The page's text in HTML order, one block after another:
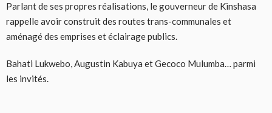
Parlant de ses propres réalisations, le gouverneur de Kinshasa
rappelle avoir construit des routes trans-communales et
aménagé des emprises et éclairage publics.
Bahati Lukwebo, Augustin Kabuya et Gecoco Mulumba… parmi
les invités.